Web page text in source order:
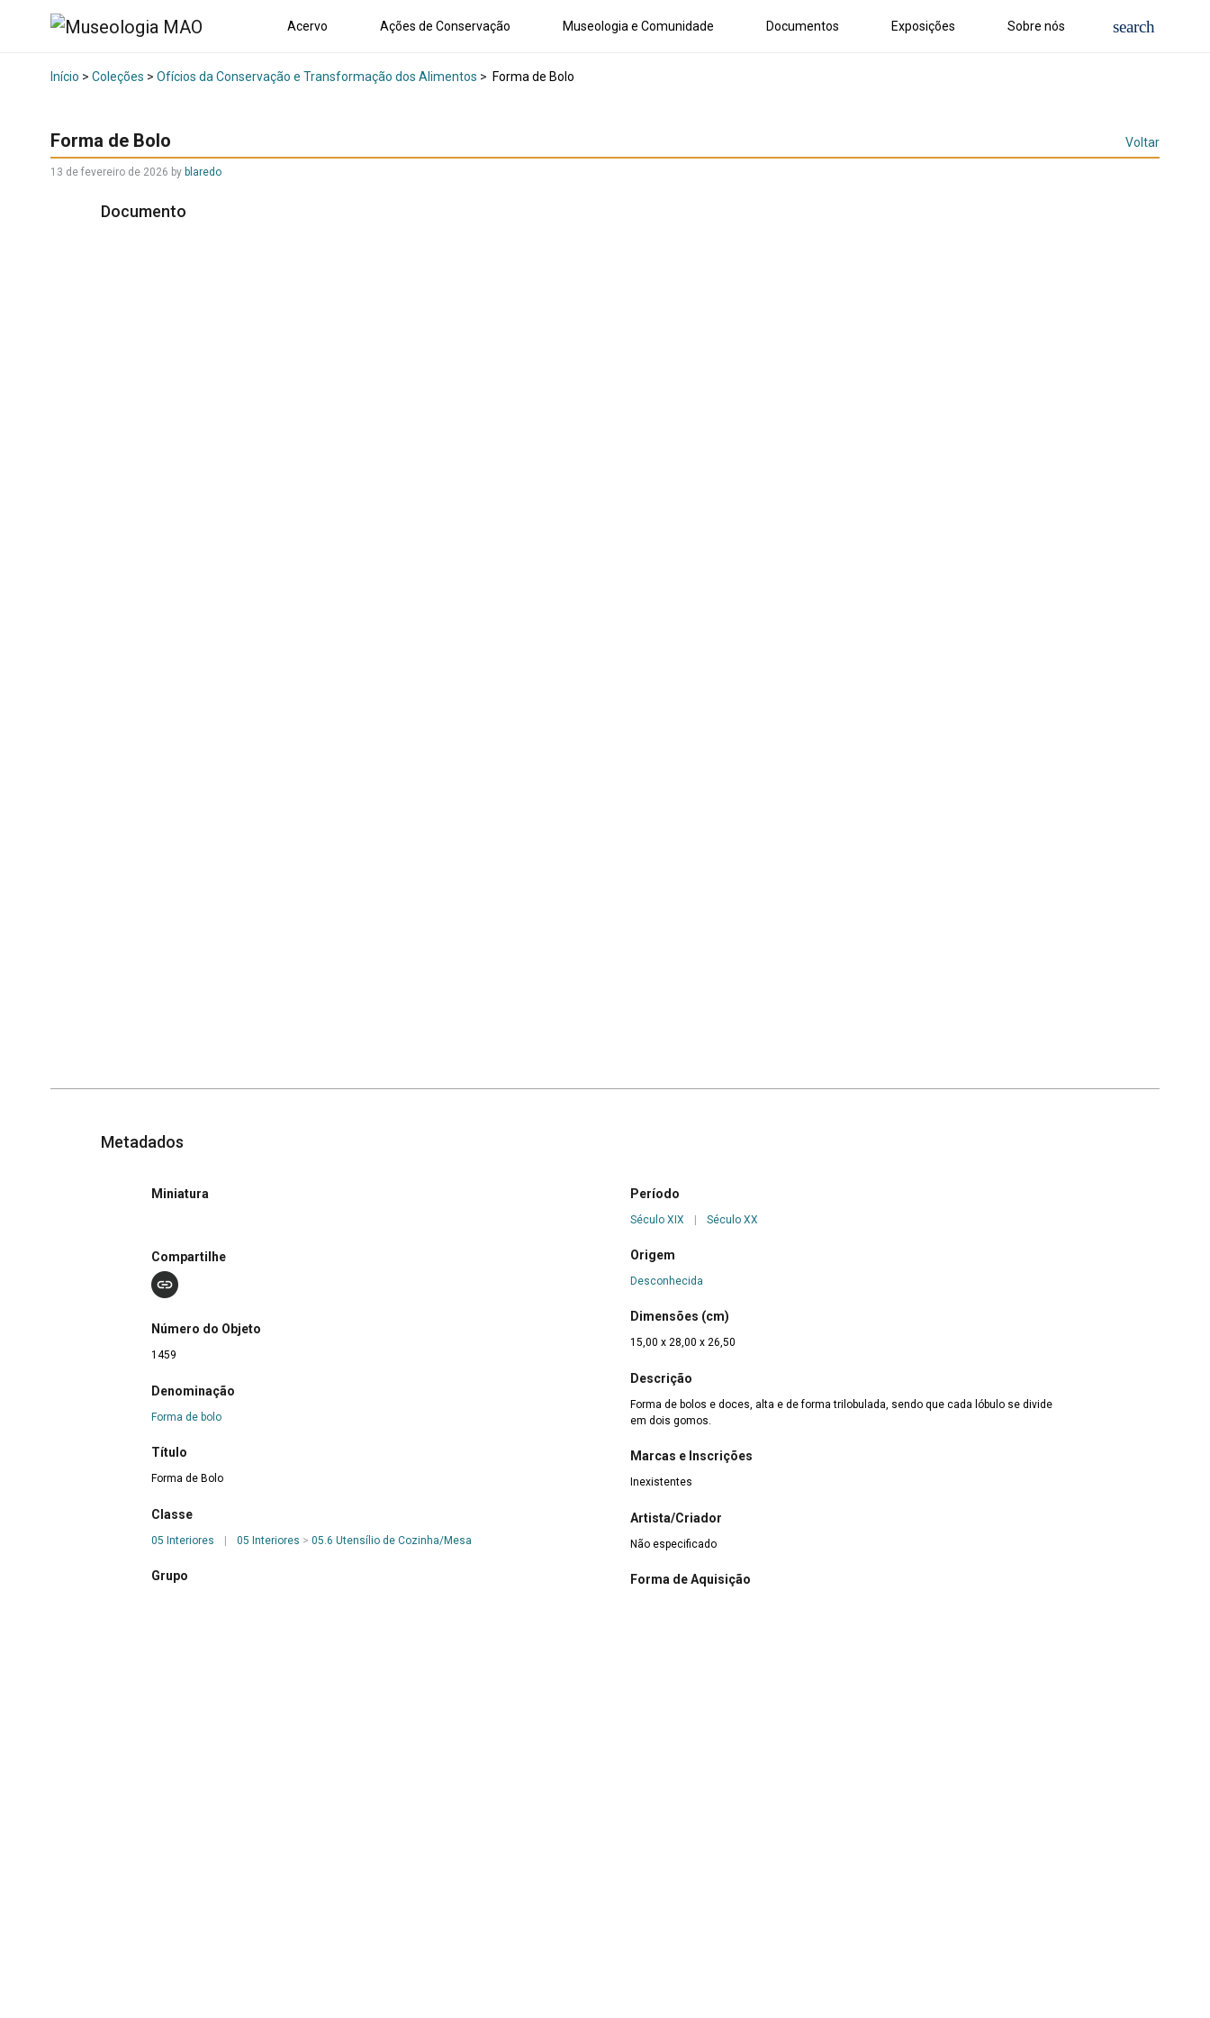
Acervo Ações de Conservação Museologia e Comunidade Documentos Exposições Sobre nós
Início > Coleções > Ofícios da Conservação e Transformação dos Alimentos > Forma de Bolo
Forma de Bolo Voltar
13 de fevereiro de 2026 by blaredo
Documento
Metadados
Miniatura
Compartilhe
Número do Objeto
1459
Denominação
Forma de bolo
Título
Forma de Bolo
Classe
05 Interiores | 05 Interiores > 05.6 Utensílio de Cozinha/Mesa
Grupo
Período
Século XIX | Século XX
Origem
Desconhecida
Dimensões (cm)
15,00 x 28,00 x 26,50
Descrição
Forma de bolos e doces, alta e de forma trilobulada, sendo que cada lóbulo se divide
em dois gomos.
Marcas e Inscrições
Inexistentes
Artista/Criador
Não especificado
Forma de Aquisição